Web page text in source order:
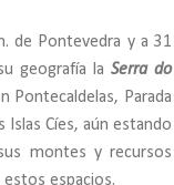
de Pontevedra y a 31
geografía laSerra do
Parada
Islas Cíes, aún estando
montes y recursos
espacios.